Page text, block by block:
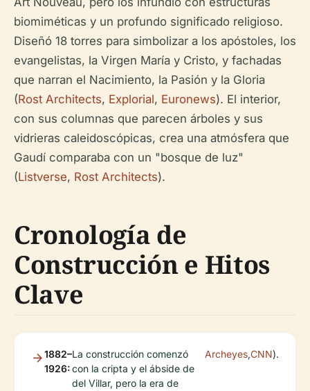
biomiméticas y un profundo significado religioso.
Diseñó 18 torres para simbolizar a los apóstoles, los
evangelistas, la Virgen María y Cristo, y fachadas
que narran el Nacimiento, la Pasión y la Gloria
(Rost Architects, Explorial, Euronews). El interior,
con sus columnas que parecen árboles y sus
vidrieras caleidoscópicas, crea una atmósfera que
Gaudí comparaba con un "bosque de luz"
(Listverse, Rost Architects).
Cronología de
Construcción e Hitos
Clave
1882–
1926:
La construcción comenzó
con la cripta y el ábside de
del Villar, pero la era de
Archeyes,CNN).